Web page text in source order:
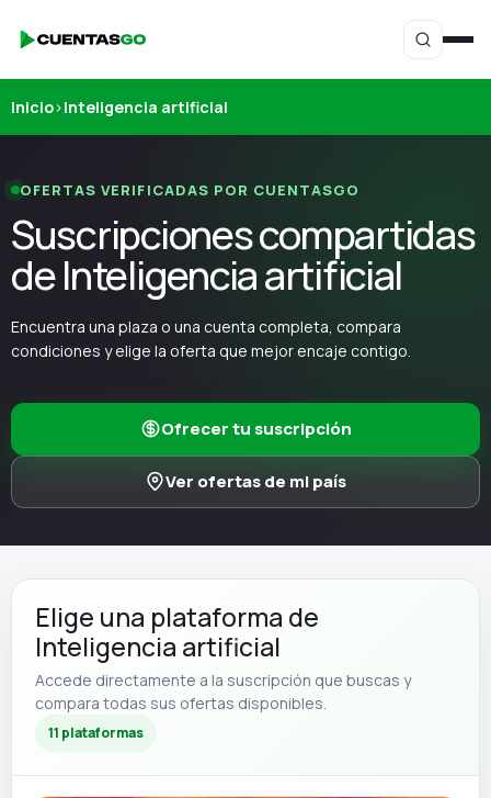
Inicio›Inteligencia artificial
OFERTAS VERIFICADAS POR CUENTASGO
Suscripciones compartidas
de Inteligencia artificial
Encuentra una plaza o una cuenta completa, compara
condiciones y elige la oferta que mejor encaje contigo.
Ofrecer tu suscripción
Ver ofertas de mi país
Elige una plataforma de
Inteligencia artificial
Accede directamente a la suscripción que buscas y
compara todas sus ofertas disponibles.
11 plataformas